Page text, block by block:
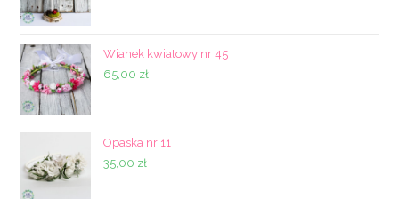
Wianek kwiatowy nr 45
65,00 zł
Opaska nr 11
35,00 zł